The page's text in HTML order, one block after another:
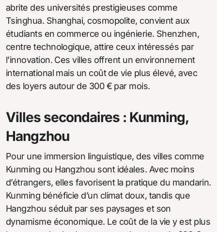
abrite des universités prestigieuses comme
Tsinghua. Shanghai, cosmopolite, convient aux
étudiants en commerce ou ingénierie. Shenzhen,
centre technologique, attire ceux intéressés par
l’innovation. Ces villes offrent un environnement
international mais un coût de vie plus élevé, avec
des loyers autour de 300 € par mois.
Villes secondaires : Kunming,
Hangzhou
Pour une immersion linguistique, des villes comme
Kunming ou Hangzhou sont idéales. Avec moins
d’étrangers, elles favorisent la pratique du mandarin.
Kunming bénéficie d’un climat doux, tandis que
Hangzhou séduit par ses paysages et son
dynamisme économique. Le coût de la vie y est plus